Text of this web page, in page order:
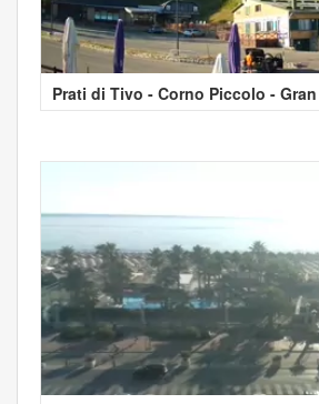
Prati di Tivo - Corno Piccolo -